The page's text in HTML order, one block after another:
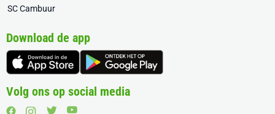
SC Cambuur
Download de app
Volg ons op social media